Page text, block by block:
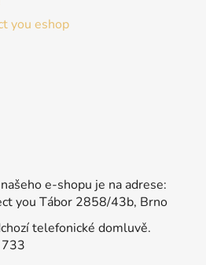
you eshop
e-shopu je na adrese:
you Tábor 2858/43b, Brno
telefonické domluvě.